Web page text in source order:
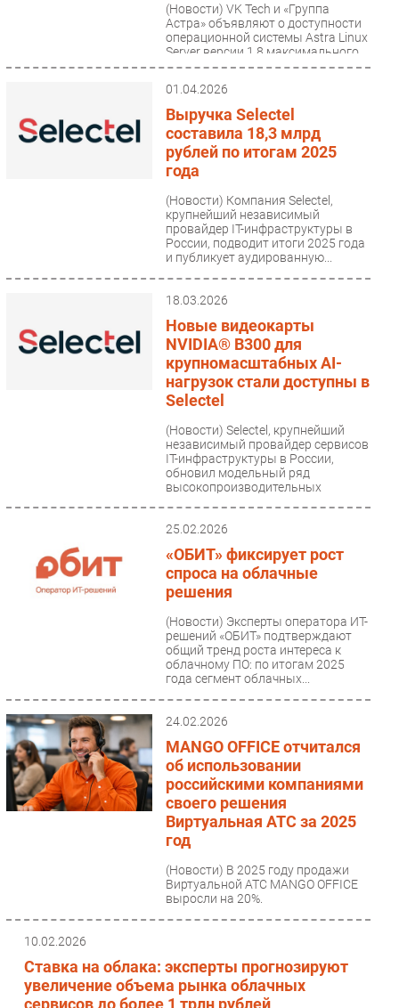
(Новости) VK Tech и «Группа
Астра» объявляют о доступности
операционной системы Astra Linux
Server версии 1.8 максимального
уровня защищенности...
01.04.2026
Выручка Selectel
составила 18,3 млрд
рублей по итогам 2025
года
(Новости) Компания Selectel,
крупнейший независимый
провайдер IT-инфраструктуры в
России, подводит итоги 2025 года
и публикует аудированную...
18.03.2026
Новые видеокарты
NVIDIA® B300 для
крупномасштабных AI-
нагрузок стали доступны в
Selectel
(Новости) Selectel, крупнейший
независимый провайдер сервисов
IT-инфраструктуры в России,
обновил модельный ряд
высокопроизводительных
25.02.2026
«ОБИТ» фиксирует рост
спроса на облачные
решения
(Новости) Эксперты оператора ИТ-
решений «ОБИТ» подтверждают
общий тренд роста интереса к
облачному ПО: по итогам 2025
года сегмент облачных...
24.02.2026
MANGO OFFICE отчитался
об использовании
российскими компаниями
своего решения
Виртуальная АТС за 2025
год
(Новости) В 2025 году продажи
Виртуальной АТС MANGO OFFICE
выросли на 20%.
10.02.2026
Ставка на облака: эксперты прогнозируют
увеличение объема рынка облачных
сервисов до более 1 трлн рублей